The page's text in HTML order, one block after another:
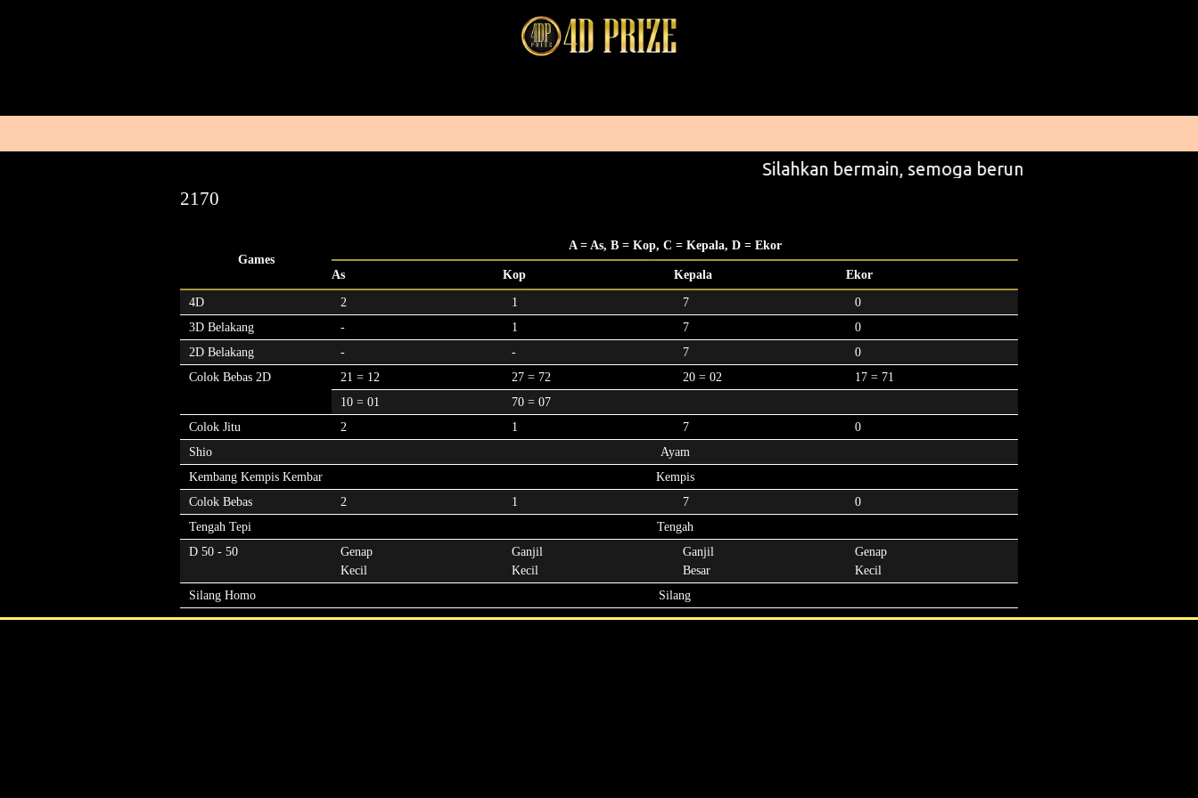
Silahkan bermain, semoga beruntung
2170
Games
A = As, B = Kop, C = Kepala, D = Ekor
As Kop Kepala Ekor
4D 2 1 7
0
3D Belakang
- 1 7
0
2D Belakang
- - 7
0
Colok Bebas 2D
21 = 12 27 = 72 20 = 02
17 = 71
10 = 01
70 = 07
Colok Jitu
2 1 7
0
Shio
Ayam
Kembang Kempis Kembar
Kempis
Colok Bebas
2 1 7
0
Tengah Tepi
Tengah
D 50 - 50
Genap
Kecil
Ganjil
Kecil
Ganjil
Besar
Genap
Kecil
Silang Homo
Silang